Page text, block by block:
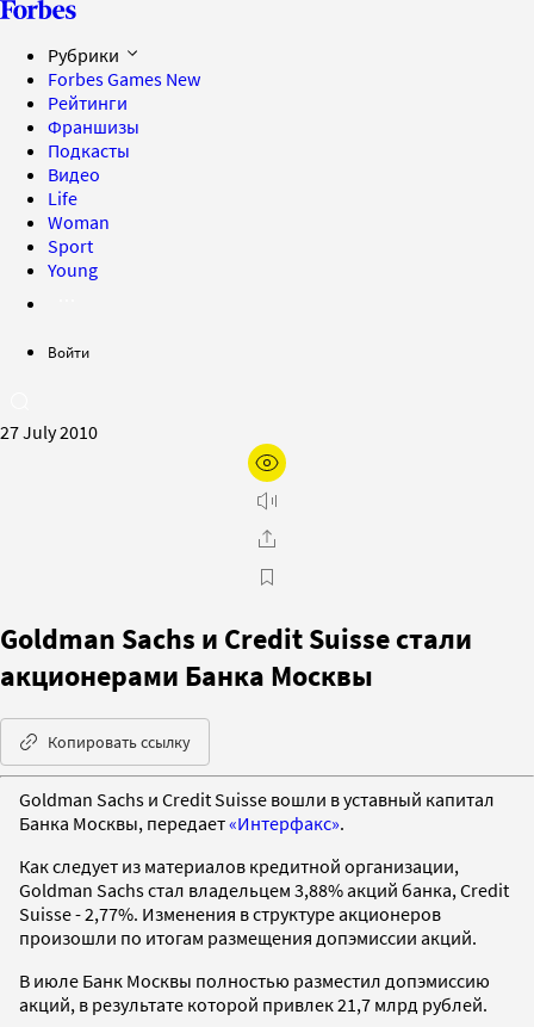
Рубрики
Forbes Games New
Рейтинги
Франшизы
Подкасты
Видео
Life
Woman
Sport
Young
Войти
27 July 2010
Goldman Sachs и Credit Suisse стали
акционерами Банка Москвы
Копировать ссылку
Goldman Sachs и Credit Suisse вошли в уставный капитал
Банка Москвы, передает«Интерфакс».
Как следует из материалов кредитной организации,
Goldman Sachs стал владельцем 3,88% акций банка, Credit
Suisse - 2,77%. Изменения в структуре акционеров
произошли по итогам размещения допэмиссии акций.
В июле Банк Москвы полностью разместил допэмиссию
акций, в результате которой привлек 21,7 млрд рублей.